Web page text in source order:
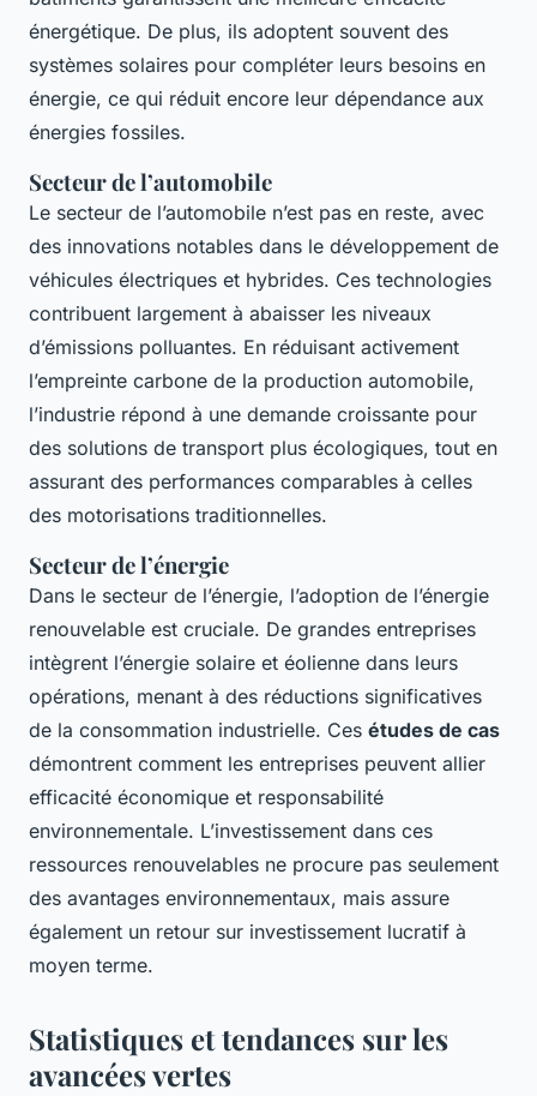
énergétique. De plus, ils adoptent souvent des
systèmes solaires pour compléter leurs besoins en
énergie, ce qui réduit encore leur dépendance aux
énergies fossiles.
Secteur de l’automobile
Le secteur de l’automobile n’est pas en reste, avec
des innovations notables dans le développement de
véhicules électriques et hybrides. Ces technologies
contribuent largement à abaisser les niveaux
d’émissions polluantes. En réduisant activement
l’empreinte carbone de la production automobile,
l’industrie répond à une demande croissante pour
des solutions de transport plus écologiques, tout en
assurant des performances comparables à celles
des motorisations traditionnelles.
Secteur de l’énergie
Dans le secteur de l’énergie, l’adoption de l’énergie
renouvelable est cruciale. De grandes entreprises
intègrent l’énergie solaire et éolienne dans leurs
opérations, menant à des réductions significatives
de la consommation industrielle. Ces études de cas
démontrent comment les entreprises peuvent allier
efficacité économique et responsabilité
environnementale. L’investissement dans ces
ressources renouvelables ne procure pas seulement
des avantages environnementaux, mais assure
également un retour sur investissement lucratif à
moyen terme.
Statistiques et tendances sur les
avancées vertes